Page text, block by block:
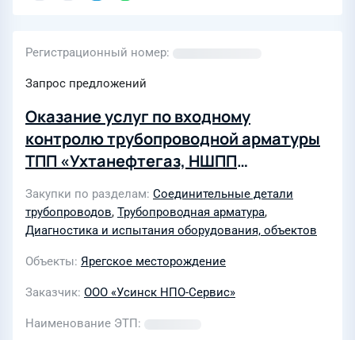
Регистрационный номер
Запрос предложений
Оказание услуг по входному
контролю трубопроводной арматуры
ТПП «Ухтанефтегаз, НШПП
(г.Ухта)
Закупки по разделам Соединительные детали
трубопроводов, Трубопроводная арматура,
Диагностика и испытания оборудования, объектов
Объекты Ярегское месторождение
Заказчик ООО «Усинск НПО-Сервис»
Наименование ЭТП